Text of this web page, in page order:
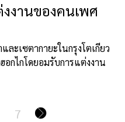
งานของคนเพศ
ะเซตากายะในกรุงโตเกียว
กไกโดยอมรับการแต่งงาน
7